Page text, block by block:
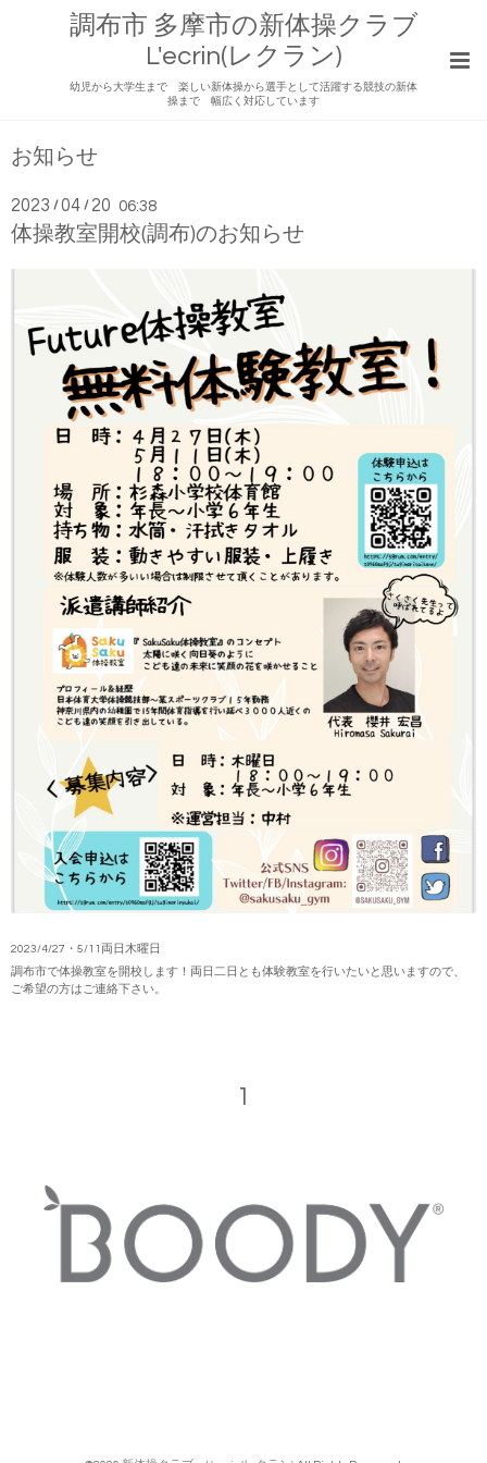
調布市 多摩市の新体操クラブ
L'ecrin(レクラン)
幼児から大学生まで 楽しい新体操から選手として活躍する競技の新体
操まで 幅広く対応しています
お知らせ
2023 /04 / 20 06:38
体操教室開校(調布)のお知らせ
2023/4/27・5/11両日木曜日
調布市で体操教室を開校します！両日二日とも体験教室を行いたいと思いますので、
ご希望の方はご連絡下さい。
1